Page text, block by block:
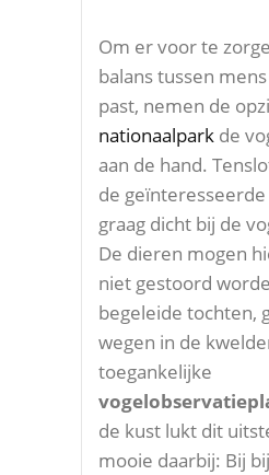
Om er voor te
balans tussen
past, nemen de
nationaalpark de
aan de hand.
de
graag dicht bij de
De dieren mogen
niet gestoord
begeleide tochten,
wegen in de
toegankelijke
de kust lukt dit
mooie daarbij: Bij